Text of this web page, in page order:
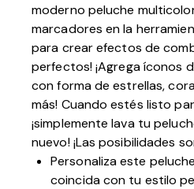
moderno peluche
marcadores en la
para crear efectos de
perfectos! ¡Agrega íconos
con forma de estrellas,
más! Cuando estés listo
¡simplemente lava tu
nuevo! ¡Las posibilidades
Personaliza este
coincida con tu estilo